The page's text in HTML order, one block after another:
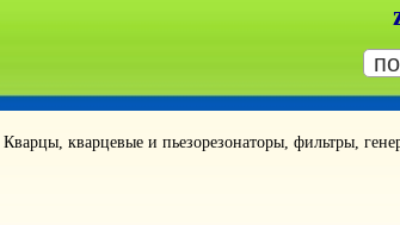
Кварцы, кварцевые и пьезорезонаторы, фильтры,